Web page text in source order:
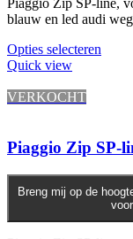
Piaggio Zip SP-line,
blauw en led audi
Opties selecteren
Quick view
VERKOCHT
Piaggio Zip SP-
Breng mij op de